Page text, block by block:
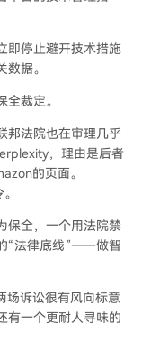
，体现了从“绕
生长”阶段已结
。合规成本成为重
裁决，旨在引导整
计将有更多智能体
游戏规则重构。
即停止避开技术措施
据。
裁定。
邦法院也在审理几乎
，理由是后者
的页面。
保全，一个用法院禁
“法律底线”——做智
场诉讼很有风向标意
有一个更耐人寻味的